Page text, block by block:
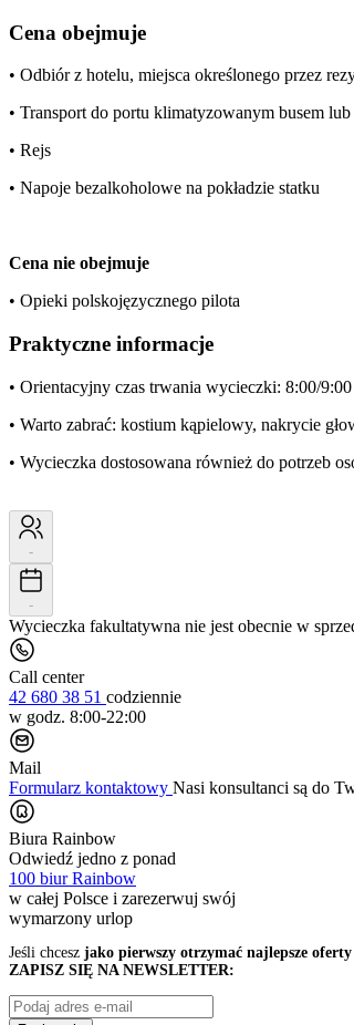
Cena obejmuje
• Odbiór z hotelu, miejsca określonego przez
• Transport do portu klimatyzowanym busem lub
• Rejs
• Napoje bezalkoholowe na pokładzie statku
Cena nie obejmuje
• Opieki polskojęzycznego pilota
Praktyczne informacje
• Orientacyjny czas trwania wycieczki: 8:00/
• Warto zabrać: kostium kąpielowy, nakrycie
• Wycieczka dostosowana również do potrzeb
-
-
Wycieczka fakultatywna nie jest obecnie w
Call center
42 680 38 51 codziennie
w godz. 8:00-22:00
Mail
Formularz kontaktowy Nasi konsultanci są do
Biura Rainbow
Odwiedź jedno z ponad
100 biur Rainbow
w całej Polsce i zarezerwuj swój
wymarzony urlop
Jeśli chcesz jako pierwszy otrzymać najlepsze oferty
ZAPISZ SIĘ NA NEWSLETTER: